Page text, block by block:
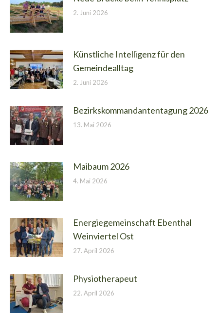
2. Juni 2026
Künstliche Intelligenz für den
Gemeindealltag
2. Juni 2026
Bezirkskommandantentagung 2026
13. Mai 2026
Maibaum 2026
4. Mai 2026
Energiegemeinschaft Ebenthal
Weinviertel Ost
27. April 2026
Physiotherapeut
22. April 2026